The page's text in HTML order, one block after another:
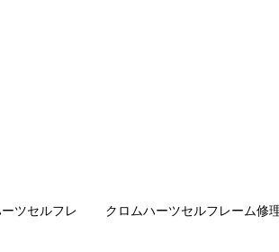
メガネ修理 アランミクリバネ
ツセルフレ
クロムハーツセルフレーム修